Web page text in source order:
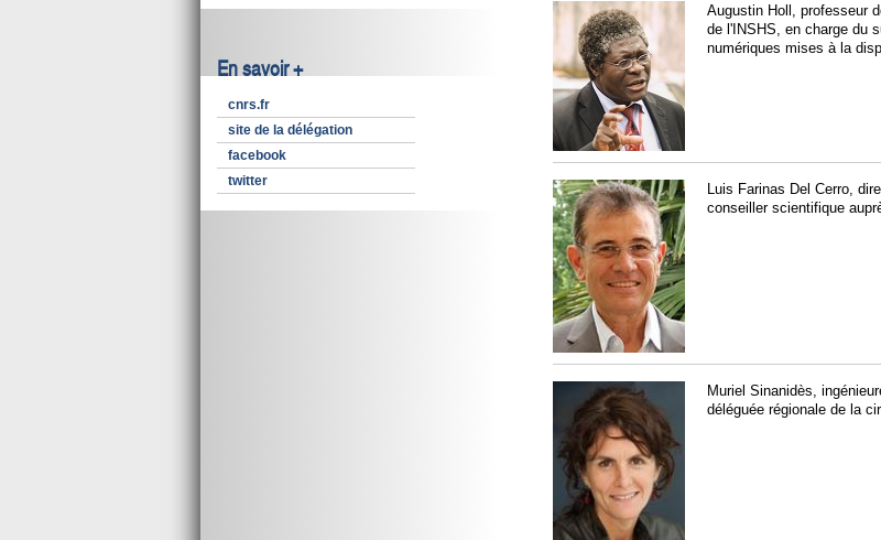
En savoir +
cnrs.fr
site de la délégation
facebook
twitter
Augustin Holl, professeur
de l'INSHS, en charge du
numériques mises à la
Luis Farinas Del Cerro,
conseiller scientifique
Muriel Sinanidès,
déléguée régionale de la